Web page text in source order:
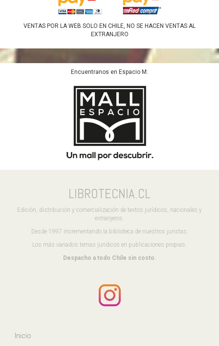
VENTAS POR LA WEB SOLO EN CHILE, NO SE HACEN VENTAS AL
EXTRANJERO
Encuentranos en Espacio M:
LIBROTECNIA.CL
Edición, distribución y comercialización de textos jurídicos, nacionales y
extranjeros.
Desde 1997 incrementando la biblioteca de nuestros juristas.
Los más variados temas juridicos en publicaciones propias.
Despacho a todo Chile sin costo.
Inicio